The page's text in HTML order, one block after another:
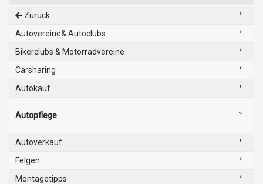
Zurück
Autovereine& Autoclubs
Bikerclubs & Motorradvereine
Carsharing
Autokauf
Autopflege
Autoverkauf
Felgen
Montagetipps